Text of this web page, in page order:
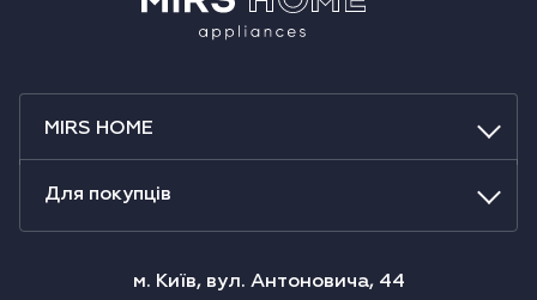
MIRS HOME
Для покупців
м. Київ, вул. Антоновича, 44